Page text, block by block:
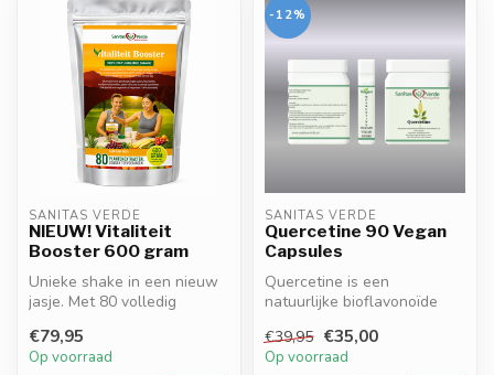
SANITAS VERDE
NIEUW! Vitaliteit
Booster 600 gram
Unieke shake in een nieuw
jasje. Met 80 volledig
c...
€79,95
Op voorraad
-12%
SANITAS VERDE
Quercetine 90 Vegan
Capsules
Quercetine is een
natuurlijke bioflavonoïde
eigenschap...
€39,95 €35,00
Op voorraad